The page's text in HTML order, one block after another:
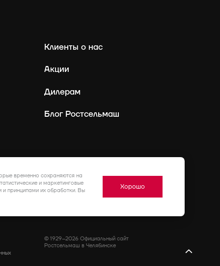
Клиенты о нас
Акции
Дилерам
Блог Ростсельмаш
© 1929–2026 Официальный сайт
Ростсельмаш в Челябинске
временно сохраняются на
и маркетинговые
принципами их обработки. Вы
Хорошо